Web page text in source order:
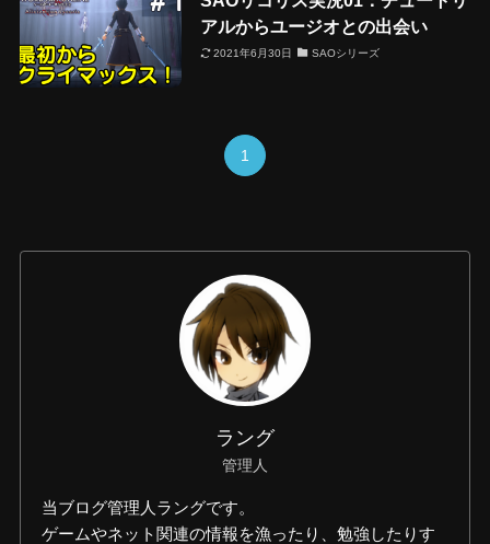
アルからユージオとの出会い
2021年6月30日 SAOシリーズ
1
ラング
管理人
当ブログ管理人ラングです。
ゲームやネット関連の情報を漁ったり、勉強したりす